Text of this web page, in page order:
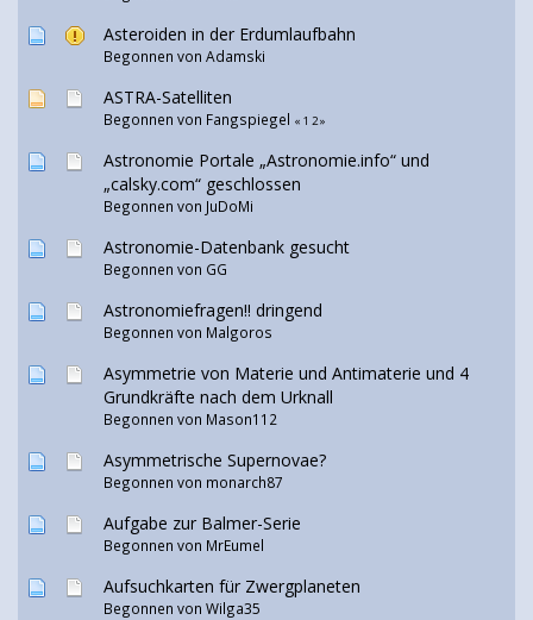
Asteroiden in der Erdumlaufbahn
Begonnen von Adamski
ASTRA-Satelliten
Begonnen von Fangspiegel « 1 2»
Astronomie Portale „Astronomie.info“ und
„calsky.com“ geschlossen
Begonnen von JuDoMi
Astronomie-Datenbank gesucht
Begonnen von GG
Astronomiefragen!! dringend
Begonnen von Malgoros
Asymmetrie von Materie und Antimaterie und 4
Grundkräfte nach dem Urknall
Begonnen von Mason112
Asymmetrische Supernovae?
Begonnen von monarch87
Aufgabe zur Balmer-Serie
Begonnen von MrEumel
Aufsuchkarten für Zwergplaneten
Begonnen von Wilga35